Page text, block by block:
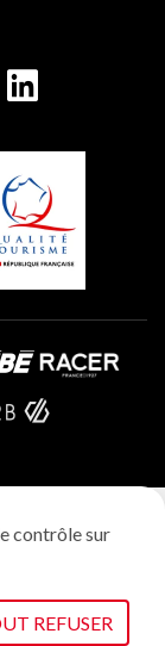
contrôle sur
REFUSER